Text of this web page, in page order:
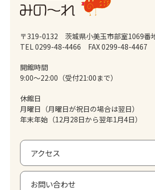
〒319-0132 茨城県小美玉市部室1069番
TEL 0299-48-4466
FAX 0299-48-4467
開館時間
9:00～22:00（受付21:00まで）
休館日
月曜日（月曜日が祝日の場合は翌日）
年末年始（12月28日から翌年1月4日）
アクセス
お問い合わせ